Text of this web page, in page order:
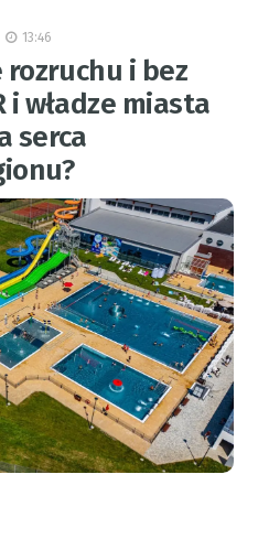
13:46
rozruchu i bez
i władze miasta
serca